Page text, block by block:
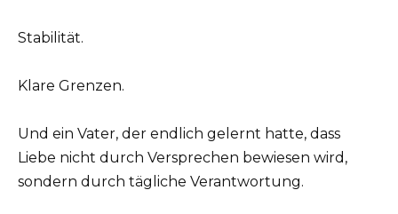
Stabilität.
Klare Grenzen.
Und ein Vater, der endlich gelernt hatte, dass
Liebe nicht durch Versprechen bewiesen wird,
sondern durch tägliche Verantwortung.